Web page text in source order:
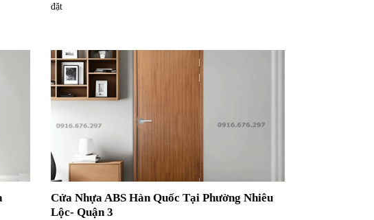
đặt
Cửa Nhựa ABS Hàn Quốc Tại Phường Nhiêu
Lộc- Quận 3